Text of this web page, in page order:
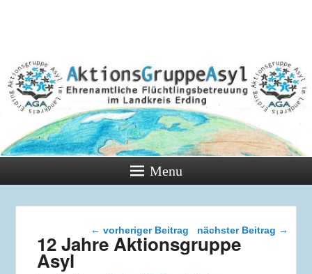
Menu
Beitragsnavigation
← vorheriger Beitrag nächster Beitrag →
12 Jahre Aktionsgruppe
Asyl